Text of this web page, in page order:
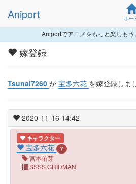
Aniport ホー
Aniportでアニメをもっと楽しもう。
嫁登録
Tsunai7260 が 宝多六花 を嫁登録しま
2020-11-16 14:42
キャラクター
宝多六花 7
宮本侑芽
SSSS.GRIDMAN